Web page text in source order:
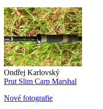
Ondřej Karlovský
Prut Slim Carp Marshal
Nové fotografie